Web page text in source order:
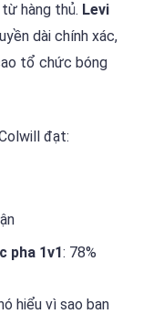
hàng thủ. Levi
dài chính xác,
tổ chức bóng
đạt:
pha 1v1: 78%
hiểu vì sao ban